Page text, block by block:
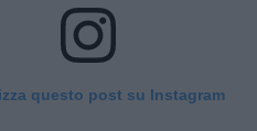
questo post su Instagram